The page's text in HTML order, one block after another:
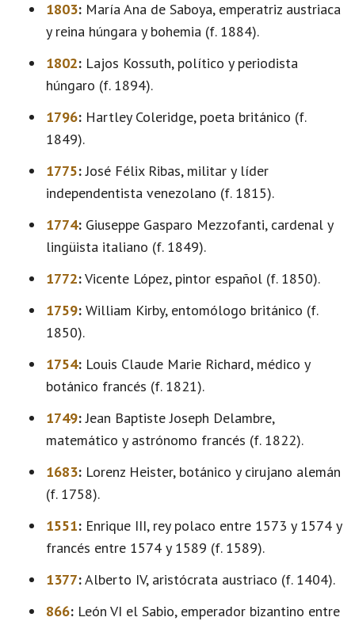
1803: María Ana de Saboya, emperatriz austriaca
y reina húngara y bohemia (f. 1884).
1802: Lajos Kossuth, político y periodista
húngaro (f. 1894).
1796: Hartley Coleridge, poeta británico (f.
1849).
1775:José Félix Ribas, militar y líder
independentista venezolano (f. 1815).
1774: Giuseppe Gasparo Mezzofanti, cardenal y
lingüista italiano (f. 1849).
1772:Vicente López, pintor español (f. 1850).
1759: William Kirby, entomólogo británico (f.
1850).
1754: Louis Claude Marie Richard, médico y
botánico francés (f. 1821).
1749:Jean Baptiste Joseph Delambre,
matemático y astrónomo francés (f. 1822).
1683: Lorenz Heister, botánico y cirujano alemán
(f. 1758).
1551: Enrique III, rey polaco entre 1573 y 1574 y
francés entre 1574 y 1589 (f. 1589).
1377:Alberto IV, aristócrata austriaco (f. 1404).
866: León VI el Sabio, emperador bizantino entre